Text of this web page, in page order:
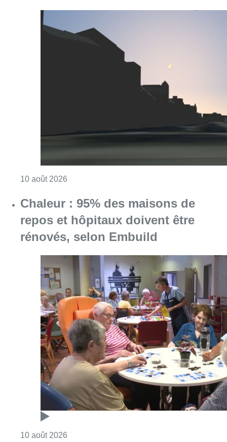
10 août 2026
Chaleur : 95% des maisons de
repos et hôpitaux doivent être
rénovés, selon Embuild
10 août 2026